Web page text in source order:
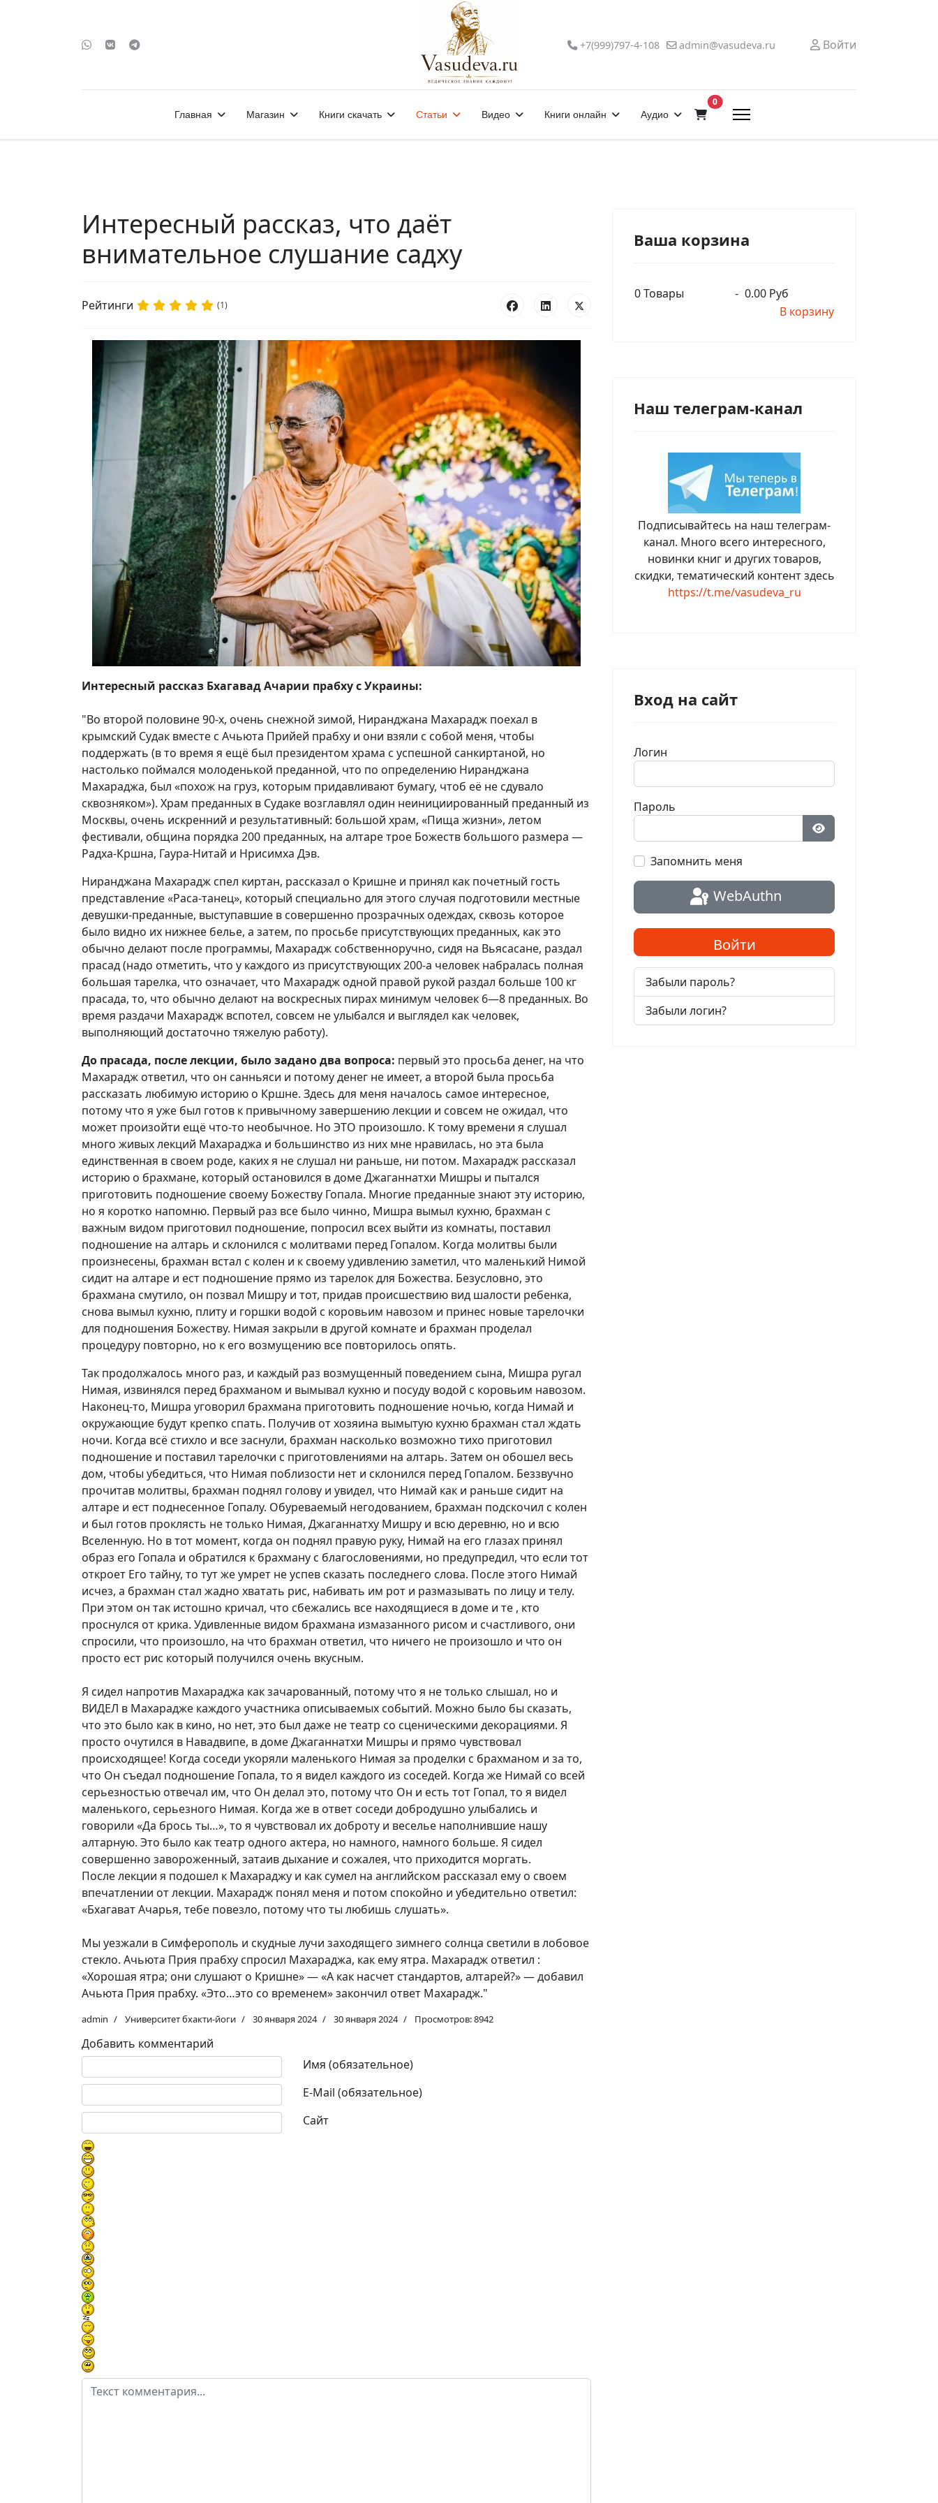
+7(999)797-4-108 admin@vasudeva.ru Войти
Главная Магазин Книги скачать Статьи Видео Книги онлайн Аудио
0В корзину
Интересный рассказ, что даёт
внимательное слушание садху
Рейтинги (1)
Интересный рассказ Бхагавад Ачарии прабху с Украины:
"Во второй половине 90-х, очень снежной зимой, Ниранджана Махарадж поехал в
крымский Судак вместе с Ачьюта Прийей прабху и они взяли с собой меня, чтобы
поддержать (в то время я ещё был президентом храма с успешной санкиртаной, но
настолько поймался молоденькой преданной, что по определению Ниранджана
Махараджа, был «похож на груз, которым придавливают бумагу, чтоб её не сдувало
сквозняком»). Храм преданных в Судаке возглавлял один неинициированный преданный из
Москвы, очень искренний и результативный: большой храм, «Пища жизни», летом
фестивали, община порядка 200 преданных, на алтаре трое Божеств большого размера —
Радха-Кршна, Гаура-Нитай и Нрисимха Дэв.
Ниранджана Махарадж спел киртан, рассказал о Кришне и принял как почетный гость
представление «Раса-танец», который специально для этого случая подготовили местные
девушки-преданные, выступавшие в совершенно прозрачных одеждах, сквозь которое
было видно их нижнее белье, а затем, по просьбе присутствующих преданных, как это
обычно делают после программы, Махарадж собственноручно, сидя на Вьясасане, раздал
прасад (надо отметить, что у каждого из присутствующих 200-а человек набралась полная
большая тарелка, что означает, что Махарадж одной правой рукой раздал больше 100 кг
прасада, то, что обычно делают на воскресных пирах минимум человек 6—8 преданных. Во
время раздачи Махарадж вспотел, совсем не улыбался и выглядел как человек,
выполняющий достаточно тяжелую работу).
До прасада, после лекции, было задано два вопроса: первый это просьба денег, на что
Махарадж ответил, что он санньяси и потому денег не имеет, а второй была просьба
рассказать любимую историю о Кршне. Здесь для меня началось самое интересное,
потому что я уже был готов к привычному завершению лекции и совсем не ожидал, что
может произойти ещё что-то необычное. Но ЭТО произошло. К тому времени я слушал
много живых лекций Махараджа и большинство из них мне нравилась, но эта была
единственная в своем роде, каких я не слушал ни раньше, ни потом. Махарадж рассказал
историю о брахмане, который остановился в доме Джаганнатхи Мишры и пытался
приготовить подношение своему Божеству Гопала. Многие преданные знают эту историю,
но я коротко напомню. Первый раз все было чинно, Мишра вымыл кухню, брахман с
важным видом приготовил подношение, попросил всех выйти из комнаты, поставил
подношение на алтарь и склонился с молитвами перед Гопалом. Когда молитвы были
произнесены, брахман встал с колен и к своему удивлению заметил, что маленький Нимой
сидит на алтаре и ест подношение прямо из тарелок для Божества. Безусловно, это
брахмана смутило, он позвал Мишру и тот, придав происшествию вид шалости ребенка,
снова вымыл кухню, плиту и горшки водой с коровьим навозом и принес новые тарелочки
для подношения Божеству. Нимая закрыли в другой комнате и брахман проделал
процедуру повторно, но к его возмущению все повторилось опять.
Так продолжалось много раз, и каждый раз возмущенный поведением сына, Мишра ругал
Нимая, извинялся перед брахманом и вымывал кухню и посуду водой с коровьим навозом.
Наконец-то, Мишра уговорил брахмана приготовить подношение ночью, когда Нимай и
окружающие будут крепко спать. Получив от хозяина вымытую кухню брахман стал ждать
ночи. Когда всё стихло и все заснули, брахман насколько возможно тихо приготовил
подношение и поставил тарелочки с приготовлениями на алтарь. Затем он обошел весь
дом, чтобы убедиться, что Нимая поблизости нет и склонился перед Гопалом. Беззвучно
прочитав молитвы, брахман поднял голову и увидел, что Нимай как и раньше сидит на
алтаре и ест поднесенное Гопалу. Обуреваемый негодованием, брахман подскочил с колен
и был готов проклясть не только Нимая, Джаганнатху Мишру и всю деревню, но и всю
Вселенную. Но в тот момент, когда он поднял правую руку, Нимай на его глазах принял
образ его Гопала и обратился к брахману с благословениями, но предупредил, что если тот
откроет Его тайну, то тут же умрет не успев сказать последнего слова. После этого Нимай
исчез, а брахман стал жадно хватать рис, набивать им рот и размазывать по лицу и телу.
При этом он так истошно кричал, что сбежались все находящиеся в доме и те , кто
проснулся от крика. Удивленные видом брахмана измазанного рисом и счастливого, они
спросили, что произошло, на что брахман ответил, что ничего не произошло и что он
просто ест рис который получился очень вкусным.
Я сидел напротив Махараджа как зачарованный, потому что я не только слышал, но и
ВИДЕЛ в Махарадже каждого участника описываемых событий. Можно было бы сказать,
что это было как в кино, но нет, это был даже не театр со сценическими декорациями. Я
просто очутился в Навадвипе, в доме Джаганнатхи Мишры и прямо чувствовал
происходящее! Когда соседи укоряли маленького Нимая за проделки с брахманом и за то,
что Он съедал подношение Гопала, то я видел каждого из соседей. Когда же Нимай со всей
серьезностью отвечал им, что Он делал это, потому что Он и есть тот Гопал, то я видел
маленького, серьезного Нимая. Когда же в ответ соседи добродушно улыбались и
говорили «Да брось ты…», то я чувствовал их доброту и веселье наполнившие нашу
алтарную. Это было как театр одного актера, но намного, намного больше. Я сидел
совершенно завороженный, затаив дыхание и сожалея, что приходится моргать.
После лекции я подошел к Махараджу и как сумел на английском рассказал ему о своем
впечатлении от лекции. Махарадж понял меня и потом спокойно и убедительно ответил:
«Бхагават Ачарья, тебе повезло, потому что ты любишь слушать».
Мы уезжали в Симферополь и скудные лучи заходящего зимнего солнца светили в лобовое
стекло. Ачьюта Прия прабху спросил Махараджа, как ему ятра. Махарадж ответил :
«Хорошая ятра; они слушают о Кришне» — «А как насчет стандартов, алтарей?» — добавил
Ачьюта Прия прабху. «Это…это со временем» закончил ответ Махарадж."
admin Университет бхакти-йоги 30 января 2024 30 января 2024 Просмотров: 8942
Добавить комментарий
Имя (обязательное)
E-Mail (обязательное)
Сайт
Текст комментария
Ваша корзина
0Товары - 0.00 Руб
В корзину
Наш телеграм-канал
Подписывайтесь на наш телеграм-
канал. Много всего интересного,
новинки книг и других товаров,
скидки, тематический контент здесь
https://t.me/vasudeva_ru
Вход на сайт
Логин
Пароль
Показать пароль
Запомнить меня
WebAuthn
Войти
Забыли пароль?
Забыли логин?